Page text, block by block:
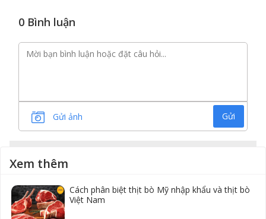
0 Bình luận
Gửi ảnh Gửi
Xem thêm
Cách phân biệt thịt bò Mỹ nhập khẩu và thịt bò
Việt Nam